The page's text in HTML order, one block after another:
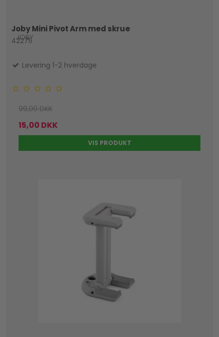
Joby Mini Pivot Arm med skrue
JOBY
42275
Levering 1-2 hverdage
99,00 DKK
15,00 DKK
VIS PRODUKT